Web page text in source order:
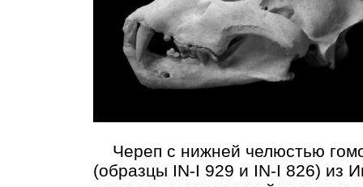
Череп с нижней челюстью
(образцы IN-I 929 и IN-I 826) из